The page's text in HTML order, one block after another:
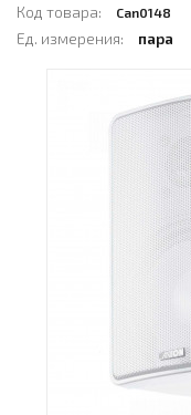
Код товара: Can0148
Ед. измерения: пара